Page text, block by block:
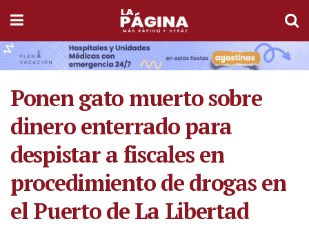
Ponen gato muerto sobre
dinero enterrado para
despistar a fiscales en
procedimiento de drogas en
el Puerto de La Libertad